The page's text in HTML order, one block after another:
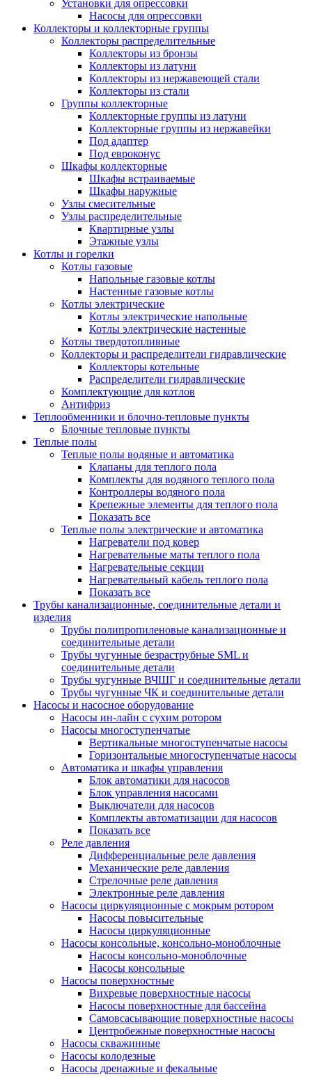
Установки для опрессовки
Насосы для опрессовки
Коллекторы и коллекторные группы
Коллекторы распределительные
Коллекторы из бронзы
Коллекторы из латуни
Коллекторы из нержавеющей стали
Коллекторы из стали
Группы коллекторные
Коллекторные группы из латуни
Коллекторные группы из нержавейки
Под адаптер
Под евроконус
Шкафы коллекторные
Шкафы встраиваемые
Шкафы наружные
Узлы смесительные
Узлы распределительные
Квартирные узлы
Этажные узлы
Котлы и горелки
Котлы газовые
Напольные газовые котлы
Настенные газовые котлы
Котлы электрические
Котлы электрические напольные
Котлы электрические настенные
Котлы твердотопливные
Коллекторы и распределители гидравлические
Коллекторы котельные
Распределители гидравлические
Комплектующие для котлов
Антифриз
Теплообменники и блочно-тепловые пункты
Блочные тепловые пункты
Теплые полы
Теплые полы водяные и автоматика
Клапаны для теплого пола
Комплекты для водяного теплого пола
Контроллеры водяного пола
Крепежные элементы для теплого пола
Показать все
Теплые полы электрические и автоматика
Нагреватели под ковер
Нагревательные маты теплого пола
Нагревательные секции
Нагревательный кабель теплого пола
Показать все
Трубы канализационные, соединительные детали и
изделия
Трубы полипропиленовые канализационные и
соединительные детали
Трубы чугунные безраструбные SML и
соединительные детали
Трубы чугунные ВЧШГ и соединительные детали
Трубы чугунные ЧК и соединительные детали
Насосы и насосное оборудование
Насосы ин-лайн с сухим ротором
Насосы многоступенчатые
Вертикальные многоступенчатые насосы
Горизонтальные многоступенчатые насосы
Автоматика и шкафы управления
Блок автоматики для насосов
Блок управления насосами
Выключатели для насосов
Комплекты автоматизации для насосов
Показать все
Реле давления
Дифференциальные реле давления
Механические реле давления
Стрелочные реле давления
Электронные реле давления
Насосы циркуляционные с мокрым ротором
Насосы повысительные
Насосы циркуляционные
Насосы консольные, консольно-моноблочные
Насосы консольно-моноблочные
Насосы консольные
Насосы поверхностные
Вихревые поверхностные насосы
Насосы поверхностные для бассейна
Самовсасывающие поверхностные насосы
Центробежные поверхностные насосы
Насосы скважинные
Насосы колодезные
Насосы дренажные и фекальные